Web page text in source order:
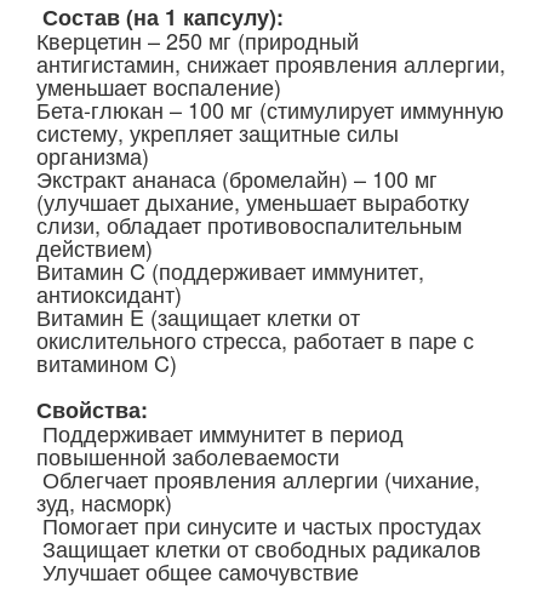
Состав (на 1 капсулу):
Кверцетин – 250 мг (природный
антигистамин, снижает проявления аллергии,
уменьшает воспаление)
Бета-глюкан – 100 мг (стимулирует иммунную
систему, укрепляет защитные силы
организма)
Экстракт ананаса (бромелайн) – 100 мг
(улучшает дыхание, уменьшает выработку
слизи, обладает противовоспалительным
действием)
Витамин C (поддерживает иммунитет,
антиоксидант)
Витамин E (защищает клетки от
окислительного стресса, работает в паре с
витамином C)
Свойства:
Поддерживает иммунитет в период
повышенной заболеваемости
Облегчает проявления аллергии (чихание,
зуд, насморк)
Помогает при синусите и частых простудах
Защищает клетки от свободных радикалов
Улучшает общее самочувствие